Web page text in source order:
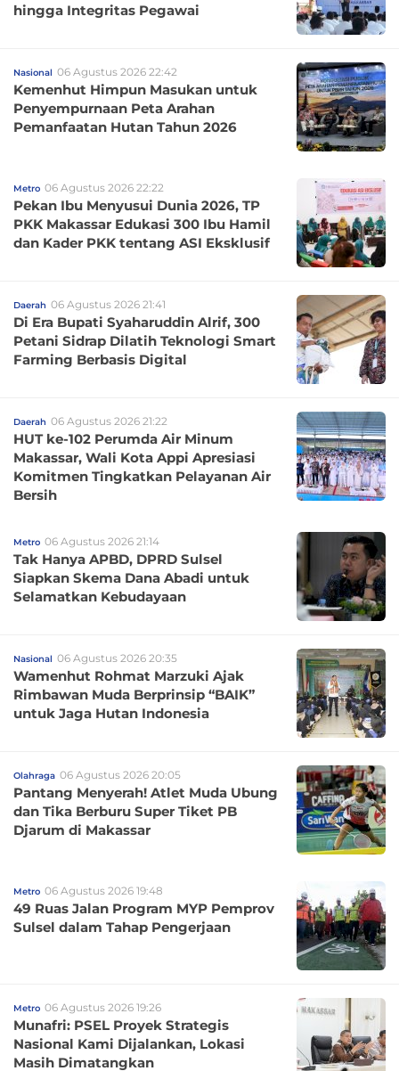
hingga Integritas Pegawai
Nasional 06 Agustus 2026 22:42
Kemenhut Himpun Masukan untuk
Penyempurnaan Peta Arahan
Pemanfaatan Hutan Tahun 2026
Metro 06 Agustus 2026 22:22
Pekan Ibu Menyusui Dunia 2026, TP
PKK Makassar Edukasi 300 Ibu Hamil
dan Kader PKK tentang ASI Eksklusif
Daerah 06 Agustus 2026 21:41
Di Era Bupati Syaharuddin Alrif, 300
Petani Sidrap Dilatih Teknologi Smart
Farming Berbasis Digital
Daerah 06 Agustus 2026 21:22
HUT ke-102 Perumda Air Minum
Makassar, Wali Kota Appi Apresiasi
Komitmen Tingkatkan Pelayanan Air
Bersih
Metro 06 Agustus 2026 21:14
Tak Hanya APBD, DPRD Sulsel
Siapkan Skema Dana Abadi untuk
Selamatkan Kebudayaan
Nasional 06 Agustus 2026 20:35
Wamenhut Rohmat Marzuki Ajak
Rimbawan Muda Berprinsip “BAIK”
untuk Jaga Hutan Indonesia
Olahraga 06 Agustus 2026 20:05
Pantang Menyerah! Atlet Muda Ubung
dan Tika Berburu Super Tiket PB
Djarum di Makassar
Metro 06 Agustus 2026 19:48
49 Ruas Jalan Program MYP Pemprov
Sulsel dalam Tahap Pengerjaan
Metro 06 Agustus 2026 19:26
Munafri: PSEL Proyek Strategis
Nasional Kami Dijalankan, Lokasi
Masih Dimatangkan